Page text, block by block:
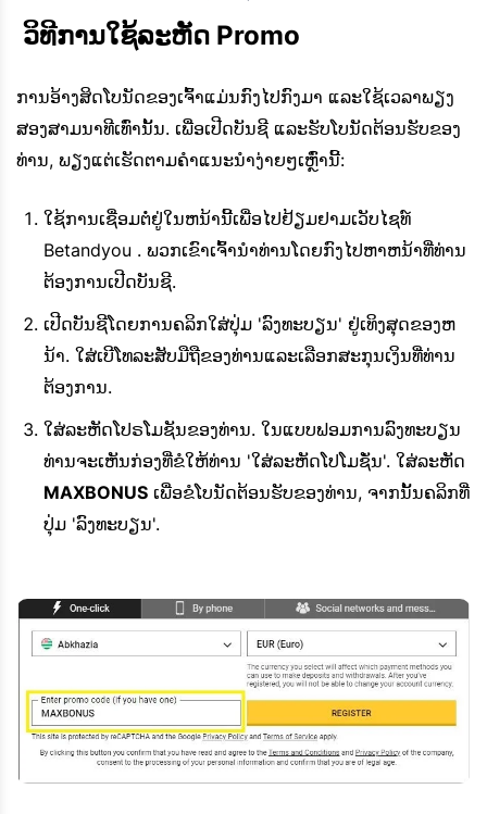
ວິທີການໃຊ້ລະຫັດ Promo
ການອ້າງສິດໂບນັດຂອງເຈົ້າແມ່ນກົງໄປກົງມາ ແລະໃຊ້ເວລາພຽງ
ສອງສາມນາທີເທົ່ານັ້ນ. ເພື່ອເປີດບັນຊີ ແລະຮັບໂບນັດຕ້ອນຮັບຂອງ
ທ່ານ, ພຽງແຕ່ເຮັດຕາມຄຳແນະນຳງ່າຍໆເຫຼົ່ານີ້:
ໃຊ້ການເຊື່ອມຕໍ່ຢູ່ໃນຫນ້ານີ້ເພື່ອໄປຢ້ຽມຢາມເວັບໄຊທ໌
Betandyou . ພວກເຂົາເຈົ້ານໍາທ່ານໂດຍກົງໄປຫາຫນ້າທີ່ທ່ານ
ຕ້ອງການເປີດບັນຊີ.
ເປີດບັນຊີໂດຍການຄລິກໃສ່ປຸ່ມ 'ລົງທະບຽນ' ຢູ່ເທິງສຸດຂອງຫ
ນ້າ. ໃສ່ເບີໂທລະສັບມືຖືຂອງທ່ານແລະເລືອກສະກຸນເງິນທີ່ທ່ານ
ຕ້ອງການ.
ໃສ່ລະຫັດໂປຣໂມຊັນຂອງທ່ານ. ໃນແບບຟອມການລົງທະບຽນ
ທ່ານຈະເຫັນກ່ອງທີ່ຂໍໃຫ້ທ່ານ 'ໃສ່ລະຫັດໂປໂມຊັ່ນ'. ໃສ່ລະຫັດ
MAXBONUS ເພື່ອຂໍໂບນັດຕ້ອນຮັບຂອງທ່ານ, ຈາກນັ້ນຄລິກທີ່
ປຸ່ມ 'ລົງທະບຽນ'.